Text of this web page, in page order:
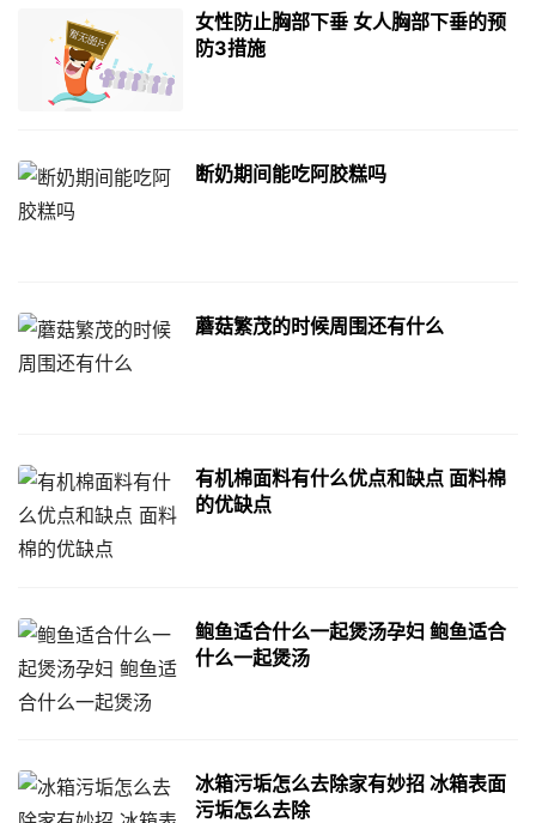
女性防止胸部下垂 女人胸部下垂的预
防3措施
断奶期间能吃阿胶糕吗
蘑菇繁茂的时候周围还有什么
有机棉面料有什么优点和缺点 面料棉
的优缺点
鲍鱼适合什么一起煲汤孕妇 鲍鱼适合
什么一起煲汤
冰箱污垢怎么去除家有妙招 冰箱表面
污垢怎么去除